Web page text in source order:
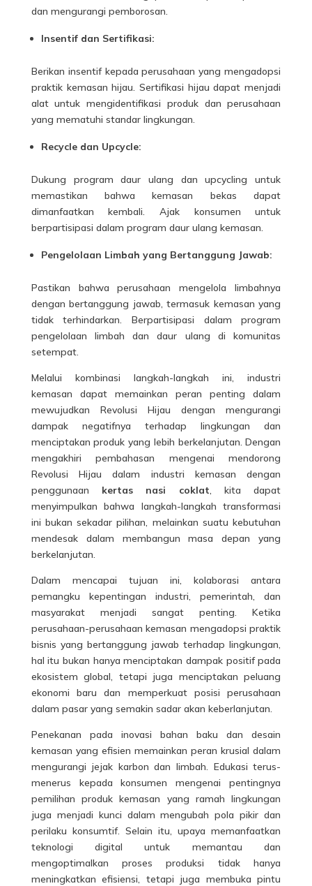
dan mengurangi pemborosan.
Insentif dan Sertifikasi:
Berikan insentif kepada perusahaan yang mengadopsi
praktik kemasan hijau. Sertifikasi hijau dapat menjadi
alat untuk mengidentifikasi produk dan perusahaan
yang mematuhi standar lingkungan.
Recycle dan Upcycle:
Dukung program daur ulang dan upcycling untuk
memastikan bahwa kemasan bekas dapat
dimanfaatkan kembali. Ajak konsumen untuk
berpartisipasi dalam program daur ulang kemasan.
Pengelolaan Limbah yang Bertanggung Jawab:
Pastikan bahwa perusahaan mengelola limbahnya
dengan bertanggung jawab, termasuk kemasan yang
tidak terhindarkan. Berpartisipasi dalam program
pengelolaan limbah dan daur ulang di komunitas
setempat.
Melalui kombinasi langkah-langkah ini, industri
kemasan dapat memainkan peran penting dalam
mewujudkan Revolusi Hijau dengan mengurangi
dampak negatifnya terhadap lingkungan dan
menciptakan produk yang lebih berkelanjutan. Dengan
mengakhiri pembahasan mengenai mendorong
Revolusi Hijau dalam industri kemasan dengan
penggunaan kertas nasi coklat, kita dapat
menyimpulkan bahwa langkah-langkah transformasi
ini bukan sekadar pilihan, melainkan suatu kebutuhan
mendesak dalam membangun masa depan yang
berkelanjutan.
Dalam mencapai tujuan ini, kolaborasi antara
pemangku kepentingan industri, pemerintah, dan
masyarakat menjadi sangat penting. Ketika
perusahaan-perusahaan kemasan mengadopsi praktik
bisnis yang bertanggung jawab terhadap lingkungan,
hal itu bukan hanya menciptakan dampak positif pada
ekosistem global, tetapi juga menciptakan peluang
ekonomi baru dan memperkuat posisi perusahaan
dalam pasar yang semakin sadar akan keberlanjutan.
Penekanan pada inovasi bahan baku dan desain
kemasan yang efisien memainkan peran krusial dalam
mengurangi jejak karbon dan limbah. Edukasi terus-
menerus kepada konsumen mengenai pentingnya
pemilihan produk kemasan yang ramah lingkungan
juga menjadi kunci dalam mengubah pola pikir dan
perilaku konsumtif. Selain itu, upaya memanfaatkan
teknologi digital untuk memantau dan
mengoptimalkan proses produksi tidak hanya
meningkatkan efisiensi, tetapi juga membuka pintu